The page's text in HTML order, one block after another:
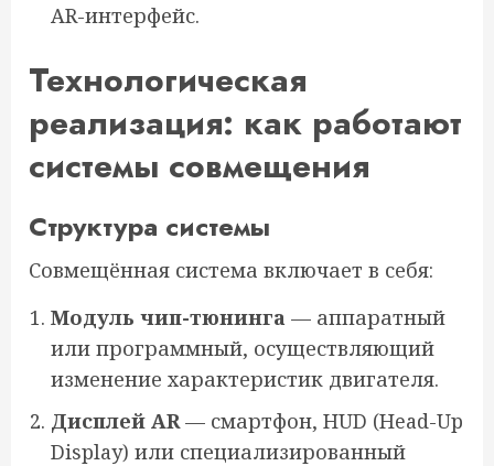
AR-интерфейс.
Технологическая
реализация: как работают
системы совмещения
Структура системы
Совмещённая система включает в себя:
Модуль чип-тюнинга — аппаратный
или программный, осуществляющий
изменение характеристик двигателя.
Дисплей AR— смартфон, HUD (Head-Up
Display) или специализированный